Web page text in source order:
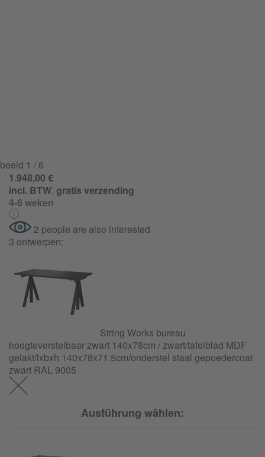
beeld 1 / 6
1.948,00 €
incl. BTW, gratis verzending
4-6 weken
2 people are also interested
3 ontwerpen:
String Works bureau
hoogteverstelbaar zwart 140x78cm / zwart/tafelblad MDF
gelakt/lxbxh 140x78x71.5cm/onderstel staal gepoedercoat
zwart RAL 9005
Ausführung wählen: